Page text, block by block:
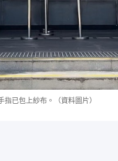
已包上紗布。（資料圖片）